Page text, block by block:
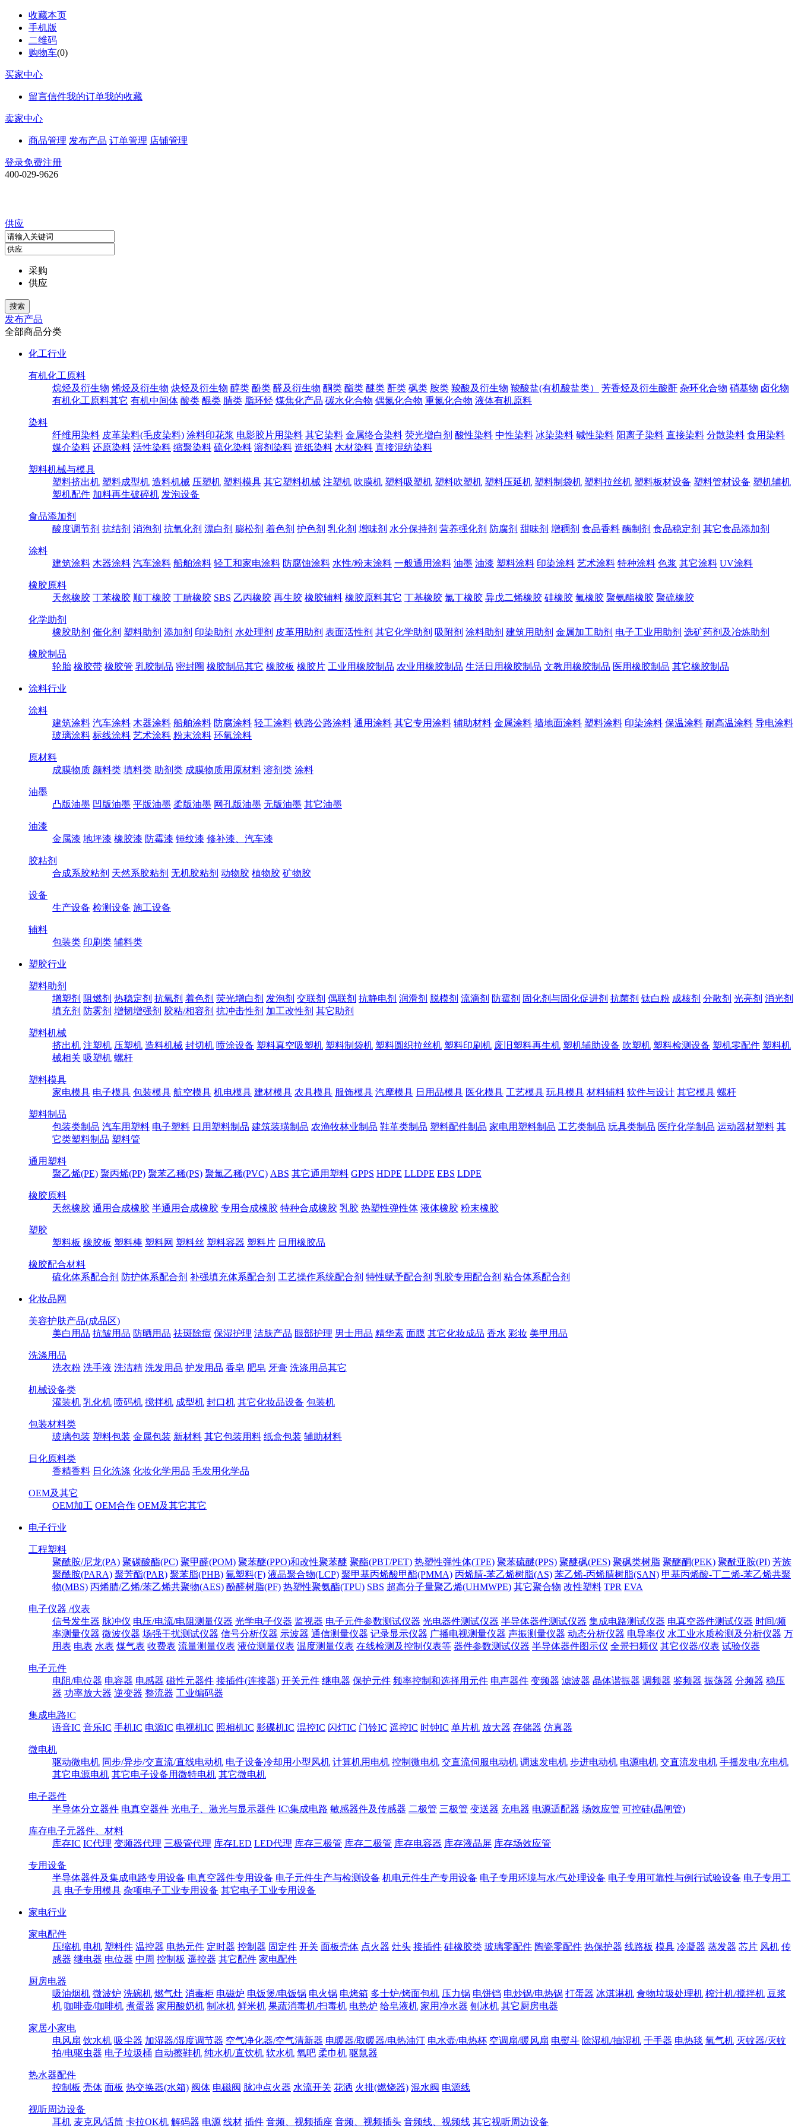
收藏本页
手机版
二维码
购物车(0)
买家中心
留言信件我的订单我的收藏
卖家中心
商品管理 发布产品 订单管理 店铺管理
登录免费注册
400-029-9626
供应
采购
供应
发布产品
全部商品分类
化工行业
有机化工原料
烷烃及衍生物 烯烃及衍生物 炔烃及衍生物 醇类 酚类 醛及衍生物 酮类 酯类 醚类 酐类 砜类 胺类 羧酸及衍生物 羧酸盐(有机酸盐类） 芳香烃及衍生酸酐 杂环化合物 硝基物 卤化物
有机化工原料其它 有机中间体 酸类 醌类 腈类 脂环烃 煤焦化产品 碳水化合物 偶氮化合物 重氮化合物 液体有机原料
染料
纤维用染料 皮革染料(毛皮染料) 涂料印花浆 电影胶片用染料 其它染料 金属络合染料 荧光增白剂 酸性染料 中性染料 冰染染料 碱性染料 阳离子染料 直接染料 分散染料 食用染料
媒介染料 还原染料 活性染料 缩聚染料 硫化染料 溶剂染料 造纸染料 木材染料 直接混纺染料
塑料机械与模具
塑料挤出机 塑料成型机 造料机械 压塑机 塑料模具 其它塑料机械 注塑机 吹膜机 塑料吸塑机 塑料吹塑机 塑料压延机 塑料制袋机 塑料拉丝机 塑料板材设备 塑料管材设备 塑机辅机
塑机配件 加料再生破碎机 发泡设备
食品添加剂
酸度调节剂 抗结剂 消泡剂 抗氧化剂 漂白剂 膨松剂 着色剂 护色剂 乳化剂 增味剂 水分保持剂 营养强化剂 防腐剂 甜味剂 增稠剂 食品香料 酶制剂 食品稳定剂 其它食品添加剂
涂料
建筑涂料 木器涂料 汽车涂料 船舶涂料 轻工和家电涂料 防腐蚀涂料 水性/粉末涂料 一般通用涂料 油墨 油漆 塑料涂料 印染涂料 艺术涂料 特种涂料 色浆 其它涂料 UV涂料
橡胶原料
天然橡胶 丁苯橡胶 顺丁橡胶 丁腈橡胶 SBS 乙丙橡胶 再生胶 橡胶辅料 橡胶原料其它 丁基橡胶 氯丁橡胶 异戊二烯橡胶 硅橡胶 氟橡胶 聚氨酯橡胶 聚硫橡胶
化学助剂
橡胶助剂 催化剂 塑料助剂 添加剂 印染助剂 水处理剂 皮革用助剂 表面活性剂 其它化学助剂 吸附剂 涂料助剂 建筑用助剂 金属加工助剂 电子工业用助剂 选矿药剂及冶炼助剂
橡胶制品
轮胎 橡胶带 橡胶管 乳胶制品 密封圈 橡胶制品其它 橡胶板 橡胶片 工业用橡胶制品 农业用橡胶制品 生活日用橡胶制品 文教用橡胶制品 医用橡胶制品 其它橡胶制品
涂料行业
涂料
建筑涂料 汽车涂料 木器涂料 船舶涂料 防腐涂料 轻工涂料 铁路公路涂料 通用涂料 其它专用涂料 辅助材料 金属涂料 墙地面涂料 塑料涂料 印染涂料 保温涂料 耐高温涂料 导电涂料
玻璃涂料 标线涂料 艺术涂料 粉末涂料 环氧涂料
原材料
成膜物质 颜料类 填料类 助剂类 成膜物质用原材料 溶剂类 涂料
油墨
凸版油墨 凹版油墨 平版油墨 柔版油墨 网孔版油墨 无版油墨 其它油墨
油漆
金属漆 地坪漆 橡胶漆 防霉漆 锤纹漆 修补漆、汽车漆
胶粘剂
合成系胶粘剂 天然系胶粘剂 无机胶粘剂 动物胶 植物胶 矿物胶
设备
生产设备 检测设备 施工设备
辅料
包装类 印刷类 辅料类
塑胶行业
塑料助剂
增塑剂 阻燃剂 热稳定剂 抗氧剂 着色剂 荧光增白剂 发泡剂 交联剂 偶联剂 抗静电剂 润滑剂 脱模剂 流滴剂 防霉剂 固化剂与固化促进剂 抗菌剂 钛白粉 成核剂 分散剂 光亮剂 消光剂
填充剂 防雾剂 增韧增强剂 胶粘/相容剂 抗冲击性剂 加工改性剂 其它助剂
塑料机械
挤出机 注塑机 压塑机 造料机械 封切机 喷涂设备 塑料真空吸塑机 塑料制袋机 塑料圆织拉丝机 塑料印刷机 废旧塑料再生机 塑机辅助设备 吹塑机 塑料检测设备 塑机零配件 塑料机
械相关 吸塑机 螺杆
塑料模具
家电模具 电子模具 包装模具 航空模具 机电模具 建材模具 农具模具 服饰模具 汽摩模具 日用品模具 医化模具 工艺模具 玩具模具 材料辅料 软件与设计 其它模具 螺杆
塑料制品
包装类制品 汽车用塑料 电子塑料 日用塑料制品 建筑装璜制品 农渔牧林业制品 鞋革类制品 塑料配件制品 家电用塑料制品 工艺类制品 玩具类制品 医疗化学制品 运动器材塑料 其
它类塑料制品 塑料管
通用塑料
聚乙烯(PE) 聚丙烯(PP) 聚苯乙稀(PS) 聚氯乙稀(PVC) ABS 其它通用塑料 GPPS HDPE LLDPE EBS LDPE
橡胶原料
天然橡胶 通用合成橡胶 半通用合成橡胶 专用合成橡胶 特种合成橡胶 乳胶 热塑性弹性体 液体橡胶 粉末橡胶
塑胶
塑料板 橡胶板 塑料棒 塑料网 塑料丝 塑料容器 塑料片 日用橡胶品
橡胶配合材料
硫化体系配合剂 防护体系配合剂 补强填充体系配合剂 工艺操作系统配合剂 特性赋予配合剂 乳胶专用配合剂 粘合体系配合剂
化妆品网
美容护肤产品(成品区)
美白用品 抗皱用品 防晒用品 祛斑除痘 保湿护理 洁肤产品 眼部护理 男士用品 精华素 面膜 其它化妆成品 香水 彩妆 美甲用品
洗涤用品
洗衣粉 洗手液 洗洁精 洗发用品 护发用品 香皂 肥皂 牙膏 洗涤用品其它
机械设备类
灌装机 乳化机 喷码机 搅拌机 成型机 封口机 其它化妆品设备 包装机
包装材料类
玻璃包装 塑料包装 金属包装 新材料 其它包装用料 纸盒包装 辅助材料
日化原料类
香精香料 日化洗涤 化妆化学用品 毛发用化学品
OEM及其它
OEM加工 OEM合作 OEM及其它其它
电子行业
工程塑料
聚酰胺/尼龙(PA) 聚碳酸酯(PC) 聚甲醛(POM) 聚苯醚(PPO)和改性聚苯醚 聚酯(PBT/PET) 热塑性弹性体(TPE) 聚苯硫醚(PPS) 聚醚砜(PES) 聚砜类树脂 聚醚酮(PEK) 聚酰亚胺(PI) 芳族
聚酰胺(PARA) 聚芳酯(PAR) 聚苯脂(PHB) 氟塑料(F) 液晶聚合物(LCP) 聚甲基丙烯酸甲酯(PMMA) 丙烯腈-苯乙烯树脂(AS) 苯乙烯-丙烯腈树脂(SAN) 甲基丙烯酸-丁二烯-苯乙烯共聚
物(MBS) 丙烯腈/乙烯/苯乙烯共聚物(AES) 酚醛树脂(PF) 热塑性聚氨酯(TPU) SBS 超高分子量聚乙烯(UHMWPE) 其它聚合物 改性塑料 TPR EVA
电子仪器 /仪表
信号发生器 脉冲仪 电压/电流/电阻测量仪器 光学电子仪器 监视器 电子元件参数测试仪器 光电器件测试仪器 半导体器件测试仪器 集成电路测试仪器 电真空器件测试仪器 时间/频
率测量仪器 微波仪器 场强干扰测试仪器 信号分析仪器 示波器 通信测量仪器 记录显示仪器 广播电视测量仪器 声振测量仪器 动态分析仪器 电导率仪 水工业水质检测及分析仪器 万
用表 电表 水表 煤气表 收费表 流量测量仪表 液位测量仪表 温度测量仪表 在线检测及控制仪表等 器件参数测试仪器 半导体器件图示仪 全景扫频仪 其它仪器/仪表 试验仪器
电子元件
电阻/电位器 电容器 电感器 磁性元器件 接插件(连接器) 开关元件 继电器 保护元件 频率控制和选择用元件 电声器件 变频器 滤波器 晶体谐振器 调频器 鉴频器 振荡器 分频器 稳压
器 功率放大器 逆变器 整流器 工业编码器
集成电路IC
语音IC 音乐IC 手机IC 电源IC 电视机IC 照相机IC 影碟机IC 温控IC 闪灯IC 门铃IC 遥控IC 时钟IC 单片机 放大器 存储器 仿真器
微电机
驱动微电机 同步/异步/交直流/直线电动机 电子设备冷却用小型风机 计算机用电机 控制微电机 交直流伺服电动机 调速发电机 步进电动机 电源电机 交直流发电机 手摇发电/充电机
其它电源电机 其它电子设备用微特电机 其它微电机
电子器件
半导体分立器件 电真空器件 光电子、激光与显示器件 IC\集成电路 敏感器件及传感器 二极管 三极管 变送器 充电器 电源适配器 场效应管 可控硅(晶闸管)
库存电子元器件、材料
库存IC IC代理 变频器代理 三极管代理 库存LED LED代理 库存三极管 库存二极管 库存电容器 库存液晶屏 库存场效应管
专用设备
半导体器件及集成电路专用设备 电真空器件专用设备 电子元件生产与检测设备 机电元件生产专用设备 电子专用环境与水/气处理设备 电子专用可靠性与例行试验设备 电子专用工
具 电子专用模具 杂项电子工业专用设备 其它电子工业专用设备
家电行业
家电配件
压缩机 电机 塑料件 温控器 电热元件 定时器 控制器 固定件 开关 面板壳体 点火器 灶头 接插件 硅橡胶类 玻璃零配件 陶瓷零配件 热保护器 线路板 模具 冷凝器 蒸发器 芯片 风机 传
感器 继电器 电位器 中周 控制板 遥控器 其它配件 家电配件
厨房电器
吸油烟机 微波炉 洗碗机 燃气灶 消毒柜 电磁炉 电饭煲/电饭锅 电火锅 电烤箱 多士炉/烤面包机 压力锅 电饼铛 电炒锅/电热锅 打蛋器 冰淇淋机 食物垃圾处理机 榨汁机/搅拌机 豆浆
机 咖啡壶/咖啡机 煮蛋器 家用酸奶机 制冰机 鲜米机 果蔬消毒机/扫毒机 电热炉 给皂液机 家用净水器 刨冰机 其它厨房电器
家居小家电
电风扇 饮水机 吸尘器 加湿器/湿度调节器 空气净化器/空气清新器 电暖器/取暖器/电热油汀 电水壶/电热杯 空调扇/暖风扇 电熨斗 除湿机/抽湿机 干手器 电热毯 氧气机 灭蚊器/灭蚊
拍/电驱虫器 电子垃圾桶 自动擦鞋机 纯水机/直饮机 软水机 氧吧 柔巾机 驱鼠器
热水器配件
控制板 壳体 面板 热交换器(水箱) 阀体 电磁阀 脉冲点火器 水流开关 花洒 火排(燃烧器) 混水阀 电源线
视听周边设备
耳机 麦克风/话筒 卡拉OK机 解码器 电源 线材 插件 音频、视频插座 音频、视频插头 音频线、视频线 其它视听周边设备